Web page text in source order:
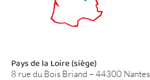
Pays de la Loire (siège)
8 rue du Bois Briand – 44300